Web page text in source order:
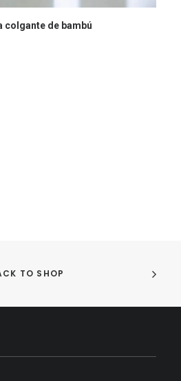
EN AMAZON
colgante de bambú
TO SHOP